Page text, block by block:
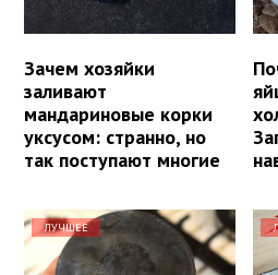
Зачем хозяйки
заливают
мандариновые корки
уксусом: странно, но
так поступают многие
ЛУЧШЕЕ